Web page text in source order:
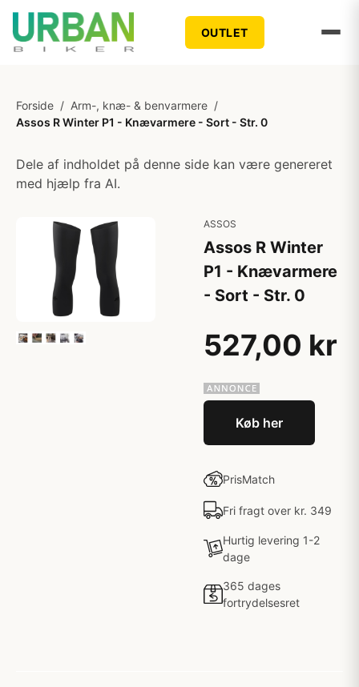
OUTLET
Forside / Arm-, knæ- & benvarmere /
Assos R Winter P1 - Knævarmere - Sort - Str. 0
Dele af indholdet på denne side kan være genereret
med hjælp fra AI.
ASSOS
Assos R Winter
P1 - Knævarmere
- Sort - Str. 0
527,00 kr
Køb her
PrisMatch
Fri fragt over kr. 349
Hurtig levering 1-2
dage
365 dages
fortrydelsesret